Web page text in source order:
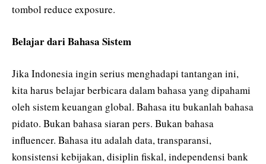
tombol reduce exposure.
Belajar dari Bahasa Sistem
Jika Indonesia ingin serius menghadapi tantangan ini,
kita harus belajar berbicara dalam bahasa yang dipahami
oleh sistem keuangan global. Bahasa itu bukanlah bahasa
pidato. Bukan bahasa siaran pers. Bukan bahasa
influencer. Bahasa itu adalah data, transparansi,
konsistensi kebijakan, disiplin fiskal, independensi bank